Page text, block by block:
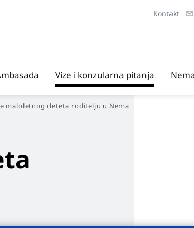
Kontakt
Vize i konzularna pitanja
maloletnog deteta roditelju u Nemačkoj